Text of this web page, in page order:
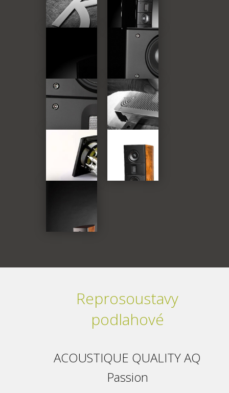
Reprosoustavy
podlahové
ACOUSTIQUE QUALITY AQ
Passion